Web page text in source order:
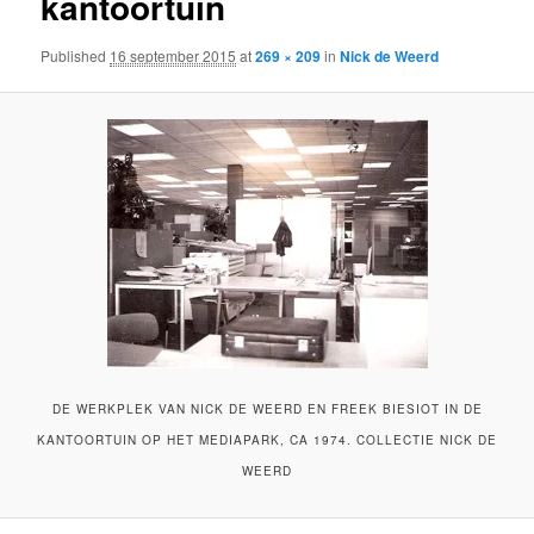
Published 16 september 2015 at269 × 209inNick de Weerd
DE WERKPLEK VAN NICK DE WEERD EN FREEK BIESIOT IN DE
KANTOORTUIN OP HET MEDIAPARK, CA 1974. COLLECTIE NICK DE
WEERD